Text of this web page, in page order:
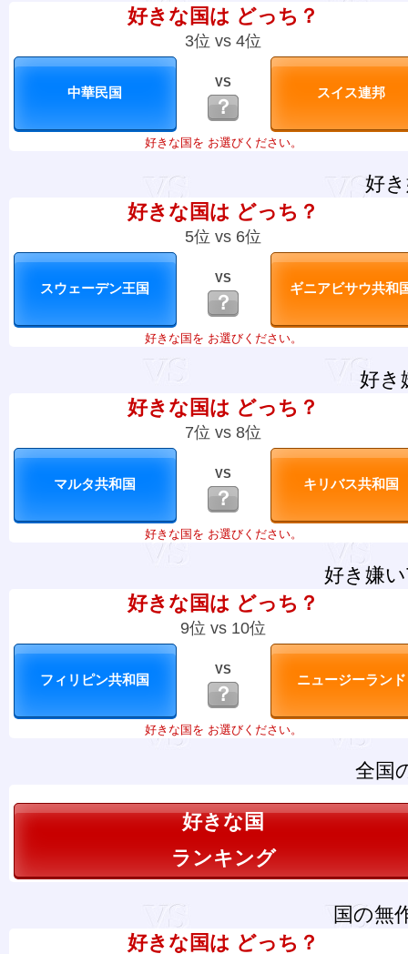
好きな国は どっち？
3位 vs 4位
VS
？
好きな国を お選びください。
好
好きな国は どっち？
5位 vs 6位
VS
？
好きな国を お選びください。
好き
好きな国は どっち？
7位 vs 8位
VS
？
好きな国を お選びください。
好き嫌
好きな国は どっち？
9位 vs 10位
VS
？
好きな国を お選びください。
全国
好きな国
ランキング
国の無
好きな国は どっち？